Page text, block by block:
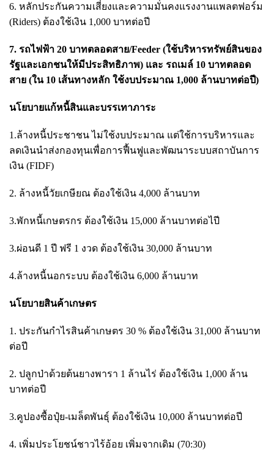
6. หลักประกันความเสี่ยงและความมั่นคงแรงงานแพลตฟอร์ม
(Riders) ต้องใช้เงิน 1,000 บาทต่อปี
7. รถไฟฟ้า 20 บาทตลอดสาย/Feeder (ใช้บริหารทรัพย์สินของ
รัฐและเอกชนให้มีประสิทธิภาพ) และ รถเมล์ 10 บาทตลอด
สาย (ใน 10 เส้นทางหลัก ใช้งบประมาณ 1,000 ล้านบาทต่อปี)
นโยบายแก้หนี้สินและบรรเทาภาระ
1.ล้างหนี้ประชาชน ไม่ใช้งบประมาณ แต่ใช้การบริหารและ
ลดเงินนำส่งกองทุนเพื่อการฟื้นฟูและพัฒนาระบบสถาบันการ
เงิน (FIDF)
2. ล้างหนี้วัยเกษียณ ต้องใช้เงิน 4,000 ล้านบาท
3.พักหนี้เกษตรกร ต้องใช้เงิน 15,000 ล้านบาทต่อไปี
3.ผ่อนดี 1 ปี ฟรี 1 งวด ต้องใช้เงิน 30,000 ล้านบาท
4.ล้างหนี้นอกระบบ ต้องใช้เงิน 6,000 ล้านบาท
นโยบายสินค้าเกษตร
1. ประกันกำไรสินค้าเกษตร 30 % ต้องใช้เงิน 31,000 ล้านบาท
ต่อปี
2. ปลูกป่าด้วยต้นยางพารา 1 ล้านไร่ ต้องใช้เงิน 1,000 ล้าน
บาทต่อปี
3.คูปองซื้อปุ๋ย-เมล็ดพันธุ์ ต้องใช้เงิน 10,000 ล้านบาทต่อปี
4. เพิ่มประโยชน์ชาวไร้อ้อย เพิ่มจากเดิม (70:30)